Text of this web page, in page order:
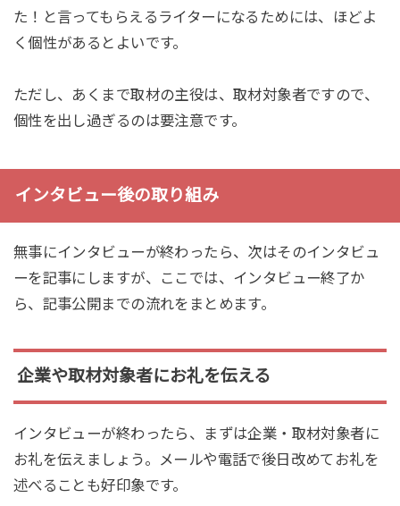
た！と言ってもらえるライターになるためには、ほどよ
く個性があるとよいです。
ただし、あくまで取材の主役は、取材対象者ですので、
個性を出し過ぎるのは要注意です。
インタビュー後の取り組み
無事にインタビューが終わったら、次はそのインタビュ
ーを記事にしますが、ここでは、インタビュー終了か
ら、記事公開までの流れをまとめます。
企業や取材対象者にお礼を伝える
インタビューが終わったら、まずは企業・取材対象者に
お礼を伝えましょう。メールや電話で後日改めてお礼を
述べることも好印象です。